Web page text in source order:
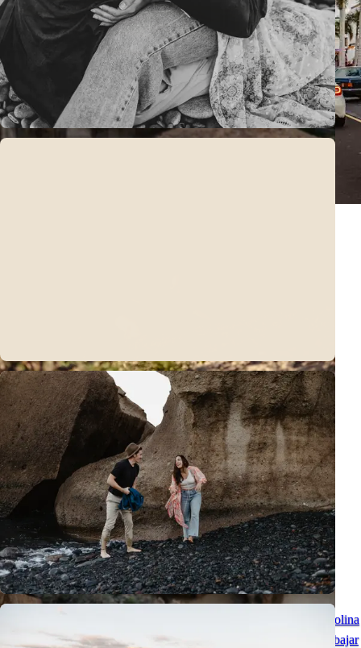
Descubriendo Las Américas con Karolina Chapko - Vibe Urbano
Sesión fotográfica con ambiente urbano en Las Américas con Karolina
Chapko - Tenerife una vez más me mostró por qué me encanta trabajar